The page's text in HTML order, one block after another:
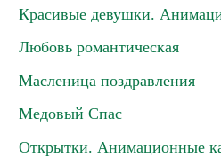
Красивые девушки.
Любовь романтическая
Масленица поздравления
Медовый Спас
Открытки. Анимационные